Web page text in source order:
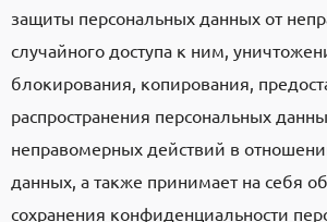
защиты персональных данных от
случайного доступа к ним,
блокирования, копирования,
распространения персональных
неправомерных действий в
данных, а также принимает на себя
сохранения конфиденциальности